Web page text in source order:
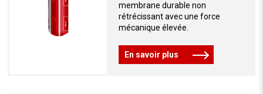
membrane durable non
rétrécissant avec une force
mécanique élevée.
En savoir plus